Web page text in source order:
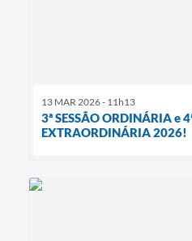
13 MAR 2026 - 11h13
3ª SESSÃO ORDINÁRIA e
EXTRAORDINÁRIA 2026!